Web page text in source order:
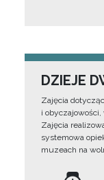
DZIEJE
Zajęcia
i
Zajęcia
systemowa
muzeach na